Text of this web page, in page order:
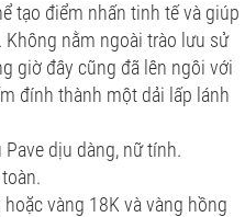
tạo điểm nhấn tinh tế và giúp
nằm ngoài trào lưu sử
giờ đây cũng đã lên ngôi với
đính thành một dải lấp lánh
dịu dàng, nữ tính.
vàng 18K và vàng hồng